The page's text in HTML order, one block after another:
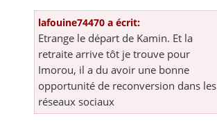
lafouine74470 a écrit:
Etrange le départ de Kamin. Et la
retraite arrive tôt je trouve pour
Imorou, il a du avoir une bonne
opportunité de reconversion dans les
réseaux sociaux